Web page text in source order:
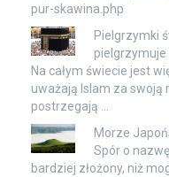
pur-skawina.php
Pielgrzymki
pielgrzymuje
Na całym świecie jest
uważają Islam za swoją
postrzegają …
Morze
Spór o
bardziej złożony, niż